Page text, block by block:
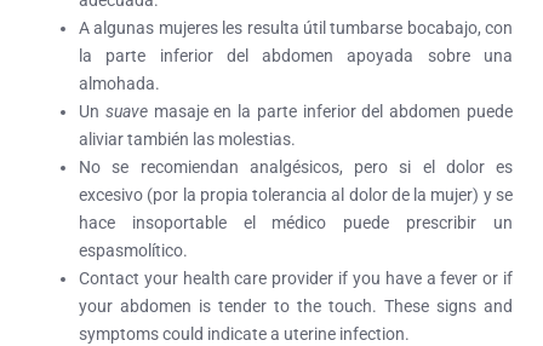
A algunas mujeres les resulta útil tumbarse bocabajo, con
la parte inferior del abdomen apoyada sobre una
almohada.
Un suave masaje en la parte inferior del abdomen puede
aliviar también las molestias.
No se recomiendan analgésicos, pero si el dolor es
excesivo (por la propia tolerancia al dolor de la mujer) y se
hace insoportable el médico puede prescribir un
espasmolítico.
Contact your health care provider if you have a fever or if
your abdomen is tender to the touch. These signs and
symptoms could indicate a uterine infection.